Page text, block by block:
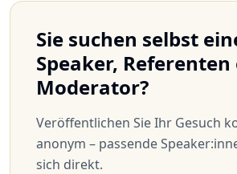
Sie suchen selbst
Speaker,
Moderator?
Veröffentlichen Sie Ihr Gesuch
anonym – passende
sich direkt.